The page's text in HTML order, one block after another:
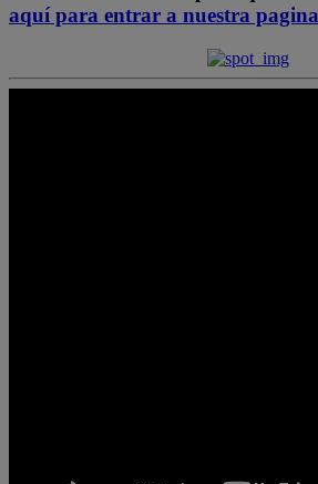
aquí para entrar a nuestra